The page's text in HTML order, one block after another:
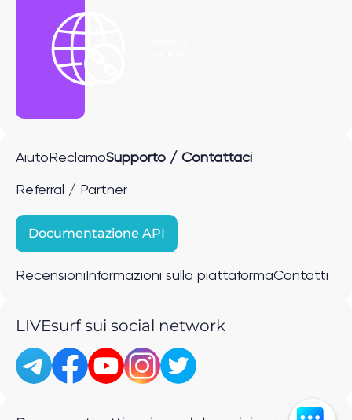
Aiuto ReclamoSupporto / Contattaci
Referral / Partner
Documentazione API
Recensioni Informazioni sulla piattaformaContatti
LIVEsurf sui social network